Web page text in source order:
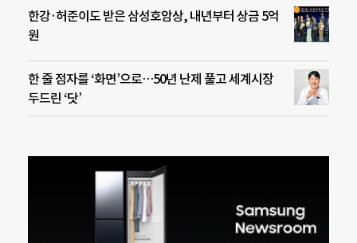
한강·허준이도 받은 삼성호암상, 내년부터 상금 5억
원
한 줄 점자를 ‘화면’으로…50년 난제 풀고 세계시장
두드린 ‘닷’